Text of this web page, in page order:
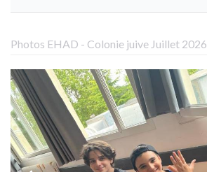
Photos EHAD - Colonie juive Juillet 2026